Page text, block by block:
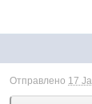
Отправлено 17